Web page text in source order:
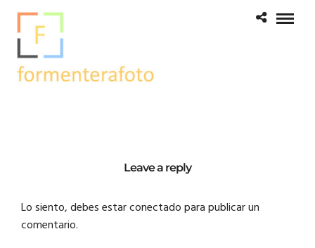
Leave a reply
Lo siento, debes estarconectadopara publicar un
comentario.